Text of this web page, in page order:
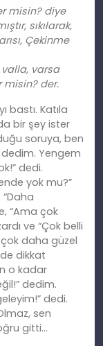
misin? diye
sıkılarak,
Çekinme
varsa
misin? der.
bastı. Katıla
bir şey ister
soruya, ben
dedim. Yengem
dedi.
yok mu?”
“Ama çok
ve “Çok belli
daha güzel
dikkat
o kadar
dedim.
dedi.
sen
ru gitti…